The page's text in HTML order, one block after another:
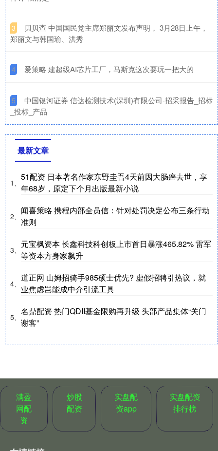
3
​贝贝查 中国国民党主席郑丽文发布声明， 3月28日上午，
郑丽文与韩国瑜、洪秀
4 ​爱策略 建超级AI芯片工厂，马斯克这次要玩一把大的
5
​中国银河证券 信达检测技术(深圳)有限公司-招采报告_招标
_投标_产品
最新文章
1、
51配资 日本著名作家东野圭吾4天前因大肠癌去世，享
年68岁，原定下个月出版最新小说
2、
闻喜策略 携程内部全员信：针对处罚决定公布三条行动
准则
3、
元宝枫资本 长鑫科技科创板上市首日暴涨465.82% 雷军
等资本方身家飙升
4、
道正网 山姆招骑手985硕士优先? 虚假招聘引热议，就
业焦虑岂能成中介引流工具
5、
名鼎配资 热门QDII基金限购再升级 头部产品集体“关门
谢客”
满盈
网配
资
炒股
配资
实盘配
资app
实盘配资
排行榜